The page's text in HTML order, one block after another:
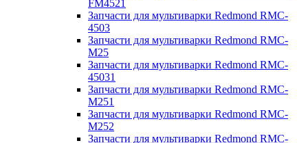
FM4521
Запчасти для мультиварки Redmond RMC-
4503
Запчасти для мультиварки Redmond RMC-
M25
Запчасти для мультиварки Redmond RMC-
45031
Запчасти для мультиварки Redmond RMC-
M251
Запчасти для мультиварки Redmond RMC-
M252
Запчасти для мультиварки Redmond RMC-